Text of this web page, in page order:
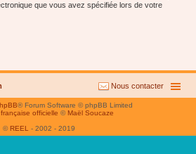
que vous avez spécifiée lors de votre
Nous contacter
® Forum Software © phpBB Limited
officielle © Maël Soucaze
© REEL - 2002 - 2019